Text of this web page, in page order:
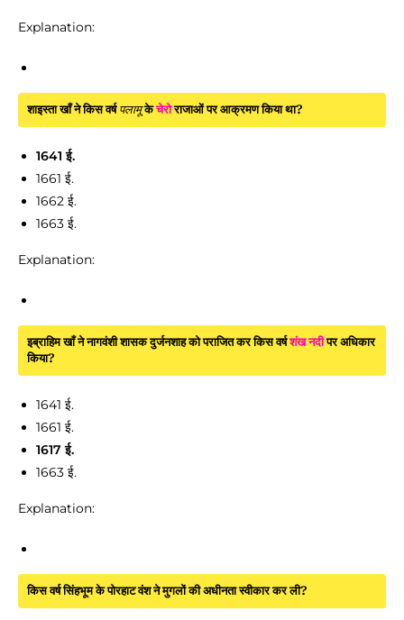
Explanation:
शाइस्ता खाँ ने किस वर्ष पलामूकेचेरोराजाओं पर आक्रमण किया था?
1641 ई.
1661 ई.
1662 ई.
1663 ई.
Explanation:
इब्राहिम खाँ ने नागवंशी शासक दुर्जनशाह को पराजित कर किस वर्षशंख नदीपर अधिकार
किया?
1641 ई.
1661 ई.
1617 ई.
1663 ई.
Explanation:
किस वर्ष सिंहभूम के पोरहाट वंश ने मुगलों की अधीनता स्वीकार कर ली?